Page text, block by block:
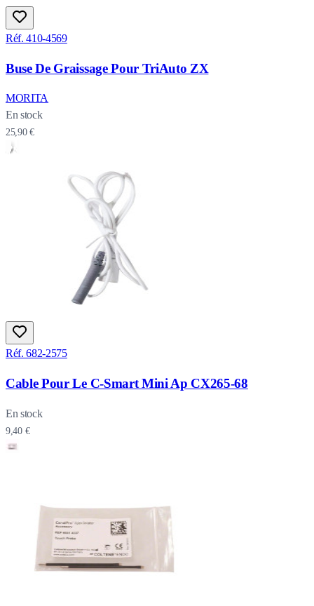
Réf. 410-4569
Buse De Graissage Pour TriAuto ZX
MORITA
En stock
25,90 €
Réf. 682-2575
Cable Pour Le C-Smart Mini Ap CX265-68
En stock
9,40 €